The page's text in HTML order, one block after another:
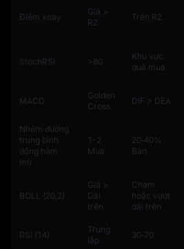
Điểm xoay
Giá >
R2
Trên R2
StochRSI >80
Khu vực
quá mua
MACD
Golden
Cross
DIF > DEA
Nhóm đường
trung bình
động hàm
mũ
1-2
Mua
20‑40%
Bán
BOLL (20,2)
Giá >
Dải
trên
Chạm
hoặc vượt
dải trên
RSI (14)
Trung
lập
30‑70